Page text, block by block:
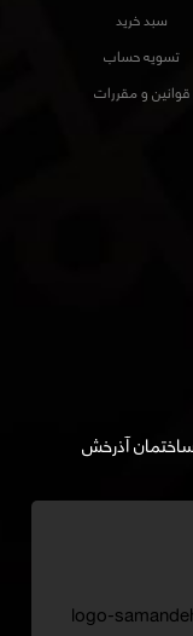
سبد خرید
تسویه حساب
قوانین و مقررات